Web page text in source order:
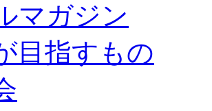
マガジン
目指すもの